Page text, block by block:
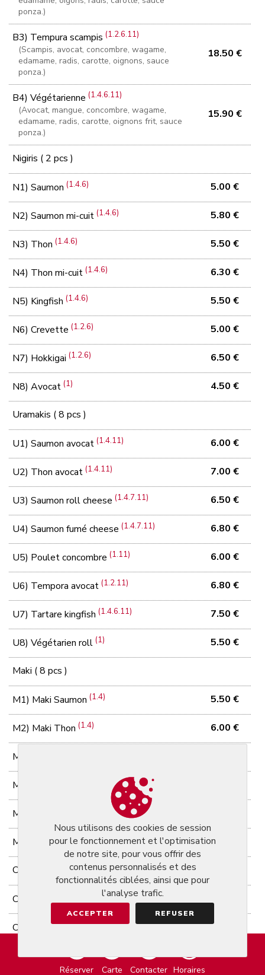
Réserver Carte Contacter Horaires
ponza.)
B3) Tempura scampis(1.2.6.11)
(Scampis, avocat, concombre, wagame,
edamame, radis, carotte, oignons, sauce
ponza.)
18.50 €
B4) Végétarienne(1.4.6.11)
(Avocat, mangue, concombre, wagame,
edamame, radis, carotte, oignons frit, sauce
ponza.)
15.90 €
Nigiris ( 2 pcs )
N1) Saumon(1.4.6) 5.00 €
N2) Saumon mi-cuit(1.4.6) 5.80 €
N3) Thon(1.4.6) 5.50 €
N4) Thon mi-cuit(1.4.6) 6.30 €
N5) Kingfish(1.4.6) 5.50 €
N6) Crevette(1.2.6) 5.00 €
N7) Hokkigai(1.2.6) 6.50 €
N8) Avocat(1) 4.50 €
Uramakis ( 8 pcs )
U1) Saumon avocat(1.4.11) 6.00 €
U2) Thon avocat(1.4.11) 7.00 €
U3) Saumon roll cheese(1.4.7.11) 6.50 €
U4) Saumon fumé cheese(1.4.7.11) 6.80 €
U5) Poulet concombre(1.11) 6.00 €
U6) Tempora avocat(1.2.11) 6.80 €
U7) Tartare kingfish(1.4.6.11) 7.50 €
U8) Végétarien roll(1) 5.50 €
Maki ( 8 pcs )
M1) Maki Saumon(1.4) 5.50 €
M2) Maki Thon(1.4) 6.00 €
M3) Maki Kingfish
M4) Maki avocat cheese(1.7)
M5) Maki concombre cheese(1.7)
M6) Maki tempura de scampis(1.2) 5.00 €
Cooked rolls (8 pcs)
CR1) Tartare thon spicy(4.6)
CR2) Tartare saumon spicy(4.6) 11.90 €
CR3) Tempura scampis 12.50 €
Nous utilisons des cookies de session
pour le fonctionnement et l'optimisation
de notre site, pour vous offrir des
contenus personnalisés et des
fonctionnalités ciblées, ainsi que pour
l'analyse trafic.
ACCEPTER REFUSER